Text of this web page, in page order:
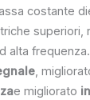
costante
superiori,
alta
,
e migliorato